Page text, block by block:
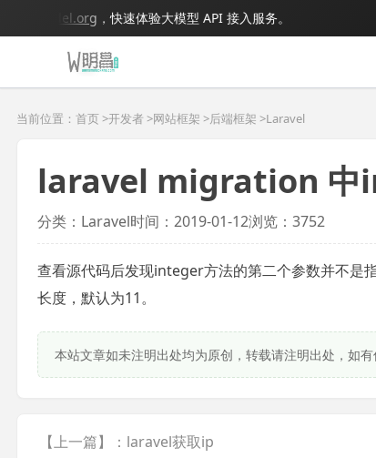
，快速体验大模型 API 接入服务。
当前位置：首页 >开发者 >网站框架 >后端框架 >Laravel
laravel migration 中
分类：Laravel时间：2019-01-12浏览：3752
查看源代码后发现integer方法的第二个参数并不
长度，默认为11。
本站文章如未注明出处均为原创，转载请注明出处，如有
【上一篇】：laravel获取ip